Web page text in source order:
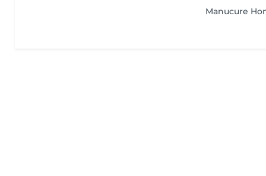
Manucure